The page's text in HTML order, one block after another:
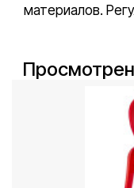
материалов.